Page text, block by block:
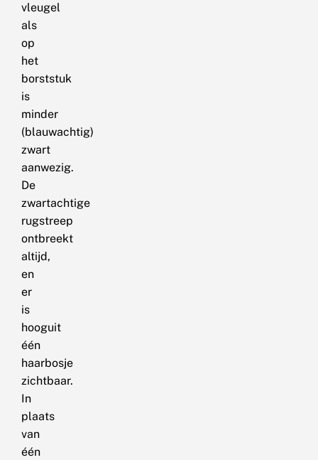
vleugel
als
op
het
borststuk
is
minder
(blauwachtig)
zwart
aanwezig.
De
zwartachtige
rugstreep
ontbreekt
altijd,
en
er
is
hooguit
één
haarbosje
zichtbaar.
In
plaats
van
één